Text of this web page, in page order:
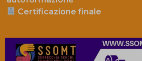
Certificazione finale